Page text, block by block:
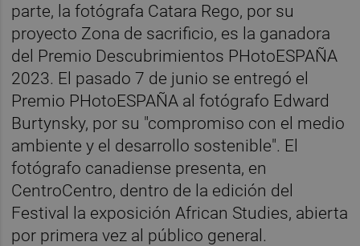
parte, la fotógrafa Catara Rego, por su
proyecto Zona de sacrificio, es la ganadora
del Premio Descubrimientos PHotoESPAÑA
2023. El pasado 7 de junio se entregó el
Premio PHotoESPAÑA al fotógrafo Edward
Burtynsky, por su "compromiso con el medio
ambiente y el desarrollo sostenible". El
fotógrafo canadiense presenta, en
CentroCentro, dentro de la edición del
Festival la exposición African Studies, abierta
por primera vez al público general.